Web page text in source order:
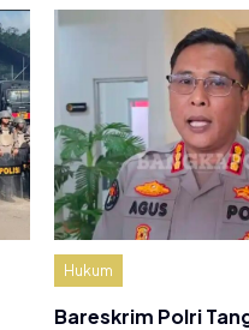
Hukum
Bareskrim Polri